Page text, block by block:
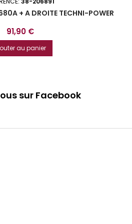
+ A DROITE TECHNI-POWER
Prix
91,90 €
au panier
sur Facebook